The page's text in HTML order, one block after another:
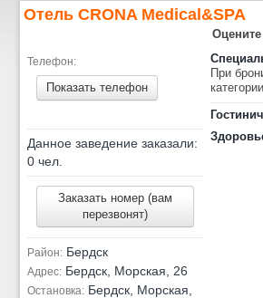
Отель CRONA Medical&SPA
Оцените
Телефон:
Показать телефон
Данное заведение заказали:
0 чел.
Заказать номер (вам
перезвонят)
Район: Бердск
Адрес: Бердск, Морская, 26
Остановка: Бердск, Морская,
При